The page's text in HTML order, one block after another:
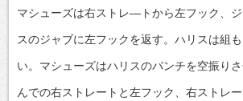
マシューズは右ストレ―トから左フック、
スのジャブに左フックを返す。ハリスは組
い。マシューズはハリスのパンチを空振り
んでの右ストレートと左フック、右ストレ